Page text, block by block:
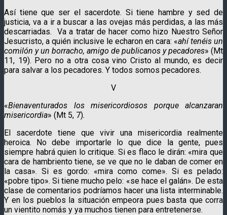
Así tiene que ser el sacerdote. Si tiene hambre y sed de
justicia, va a ir a buscar a las ovejas más perdidas, a las más
descarriadas. Va a tratar de hacer como hizo Nuestro Señor
Jesucristo, a quién inclusive le echaron en cara: «ahí tenéis un
comilón y un borracho, amigo de publicanos y pecadores» (Mt
11, 19). Pero no a otra cosa vino Cristo al mundo, es decir
para salvar a los pecadores. Y todos somos pecadores.
V
«Bienaventurados los misericordiosos porque alcanzaran
misericordia» (Mt 5, 7).
El sacerdote tiene que vivir una misericordia realmente
heroica. No debe importarle lo que dice la gente, pues
siempre habrá quien lo critique. Si es flaco le dirán: «mira que
cara de hambriento tiene, se ve que no le daban de comer en
la casa». Si es gordo: «mira como come». Si es pelado:
«pobre tipo». Si tiene mucho pelo: «se hace el galán». De esta
clase de comentarios podríamos hacer una lista interminable.
Y en los pueblos la situación empeora pues basta que corra
un vientito nomás y ya muchos tienen para entretenerse.